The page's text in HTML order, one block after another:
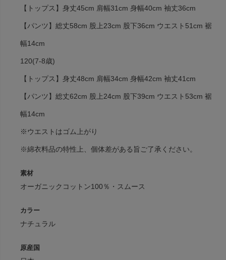
【トップス】身丈45cm 肩幅31cm 身幅40cm 袖丈36cm
【パンツ】総丈58cm 股上23cm 股下36cm ウエスト51cm 裾
幅14cm
120(7-8歳)
【トップス】身丈48cm 肩幅34cm 身幅42cm 袖丈41cm
【パンツ】総丈62cm 股上24cm 股下39cm ウエスト53cm 裾
幅14cm
※ウエストはゴム上がり
※綿衣料品の特性上、個体差がある旨ご了承ください。
素材
オーガニックコットン100％・スムース
カラー
ナチュラル
原産国